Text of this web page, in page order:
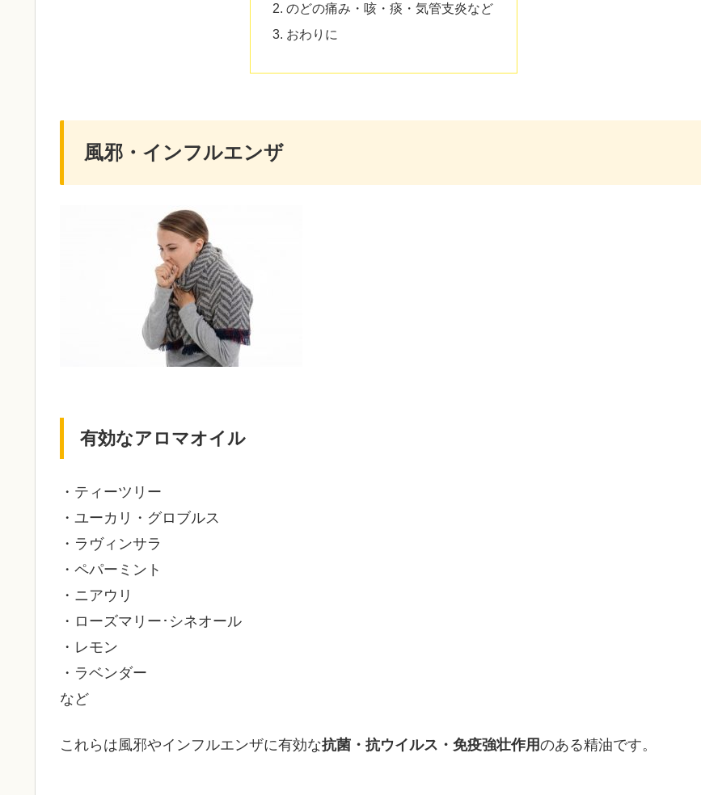
のどの痛み・咳・痰・気管支炎など
おわりに
風邪・インフルエンザ
有効なアロマオイル
・ティーツリー
・ユーカリ・グロブルス
・ラヴィンサラ
・ペパーミント
・ニアウリ
・ローズマリー･シネオール
・レモン
・ラベンダー
など
これらは風邪やインフルエンザに有効な抗菌・抗ウイルス・免疫強壮作用のある精油です。